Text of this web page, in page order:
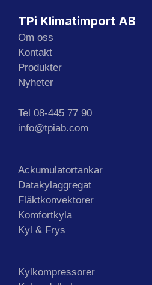
TPi Klimatimport AB
Om oss
Kontakt
Produkter
Nyheter
Tel 08-445 77 90
info@tpiab.com
Ackumulatortankar
Datakylaggregat
Fläktkonvektorer
Komfortkyla
Kyl & Frys
Kylkompressorer